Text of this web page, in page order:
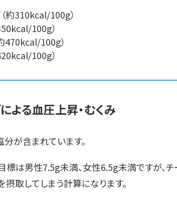
約310kcal/100g）
100g）
470kcal/100g）
100g）
よる血圧上昇・むくみ
が含まれています。
は男性7.5g未満、女性6.5g未満ですが、
取してしまう計算になります。